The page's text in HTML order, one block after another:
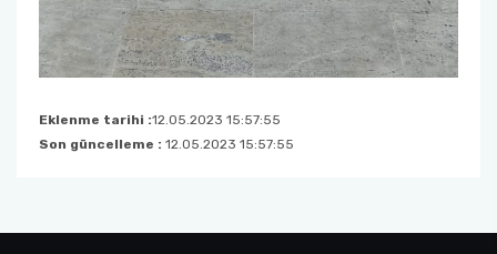
Eklenme tarihi :12.05.2023 15:57:55
Son güncelleme : 12.05.2023 15:57:55